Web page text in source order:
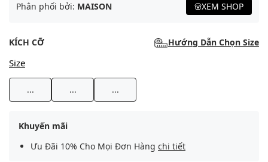
Phân phối bởi: MAISON XEM SHOP
KÍCH CỠ Hướng Dẫn Chọn Size
Size
... ... ...
Khuyến mãi
Ưu Đãi 10% Cho Mọi Đơn Hàng chi tiết